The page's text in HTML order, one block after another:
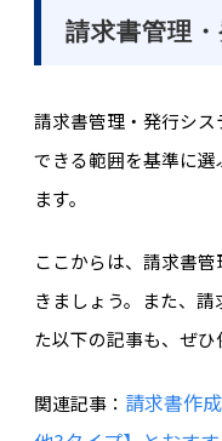
請求書管理
請求書管理・発行シ
できる範囲を基準に
ます。
ここからは、請求書
きましょう。また、
た以下の記事も、ぜひ
関連記事： 請求書作